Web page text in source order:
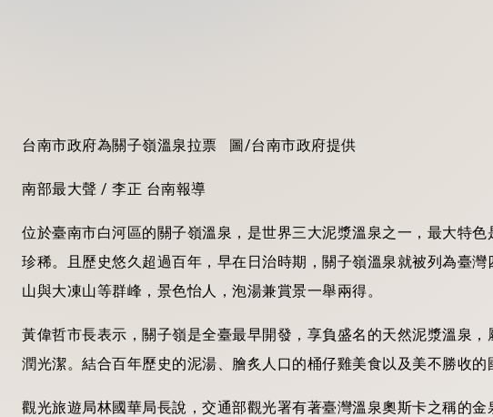
台南市政府為關子嶺溫泉拉票 圖/台南市政府提供
南部最大聲 / 李正 台南報導
位於臺南市白河區的關子嶺溫泉，是世界三大泥漿溫泉之一，最大特
珍稀。且歷史悠久超過百年，早在日治時期，關子嶺溫泉就被列為臺
山與大凍山等群峰，景色怡人，泡湯兼賞景一舉兩得。
黃偉哲市長表示，關子嶺是全臺最早開發，享負盛名的天然泥漿溫泉
潤光潔。結合百年歷史的泥湯、膾炙人口的桶仔雞美食以及美不勝收的
觀光旅遊局林國華局長說，交通部觀光署有著臺灣溫泉奧斯卡之稱的